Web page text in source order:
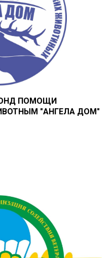
ПОМОЩИ
"АНГЕЛА ДОМ"